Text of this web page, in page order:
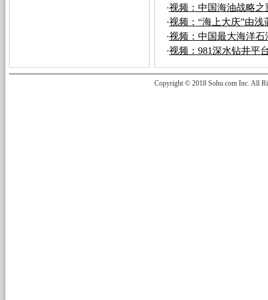
·视频：中国海油战略之
·视频：“海上大庆”由浅
·视频：中国最大海洋石
·视频：981深水钻井平
Copyright © 2018 Sohu.com Inc. All